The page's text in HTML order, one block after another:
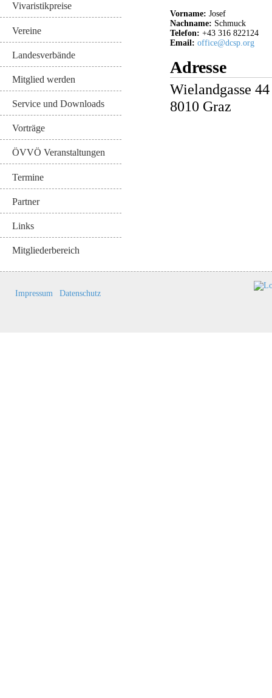
Vivaristikpreise
Vereine
Landesverbände
Mitglied werden
Service und Downloads
Vorträge
ÖVVÖ Veranstaltungen
Termine
Partner
Links
Mitgliederbereich
Vorname: Josef
Nachname: Schmuck
Telefon: +43 316 822124
Email: office@dcsp.org
Adresse
Wielandgasse 44
8010 Graz
Impressum Datenschutz